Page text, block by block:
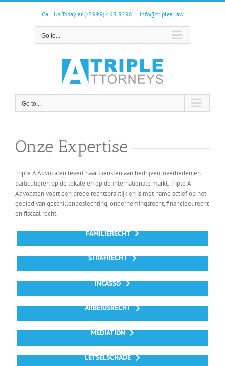
Skip
Call Us Today at (+5999) 465 8298 | info@triplea.law
Go to...
Go to...
Onze Expertise
Triple A Advocaten levert haar diensten aan bedrijven, overheden en
particulieren op de lokale en op de internationale markt. Triple A
Advocaten voert een brede rechtspraktijk en is met name actief op het
gebied van geschillenbeslechting, ondernemingsrecht, financieel recht
en fiscaal recht.
FAMILIERECHT
STRAFRECHT
INCASSO
ARBEIDSRECHT
MEDIATION
LETSELSCHADE